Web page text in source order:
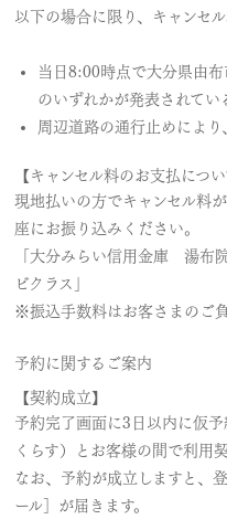
以下の場合に限り、キャンセ
当日8:00時点で大分県由
のいずれかが発表されてい
周辺道路の通行止めによ
【キャンセル料のお支払につい
現地払いの方でキャンセル料
座にお振り込みください。
「大分みらい信用金庫 湯
ビクラス」
※振込手数料はお客さまのご
予約に関するご案内
【契約成立】
予約完了画面に3日以内に仮
くらす）とお客様の間で利用
なお、予約が成立しますと、
ール］が届きます。